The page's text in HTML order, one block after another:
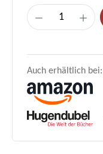
Produkt
Auch erhältlich bei: